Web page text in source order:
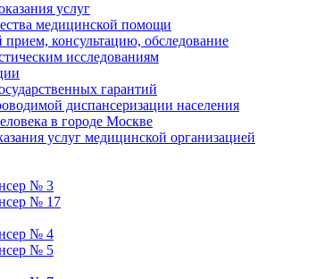
услуг
медицинской помощи
консультацию, обследование
исследованиям
гарантий
диспансеризации населения
в городе Москве
услуг медицинской организацией
№ 3
№ 17
№ 4
№ 5